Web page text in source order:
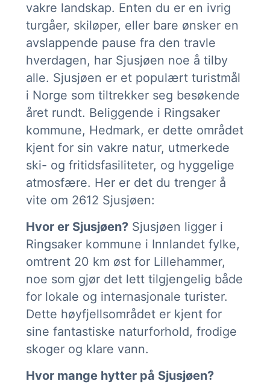
vakre landskap. Enten du er en ivrig
turgåer, skiløper, eller bare ønsker en
avslappende pause fra den travle
hverdagen, har Sjusjøen noe å tilby
alle. Sjusjøen er et populært turistmål
i Norge som tiltrekker seg besøkende
året rundt. Beliggende i Ringsaker
kommune, Hedmark, er dette området
kjent for sin vakre natur, utmerkede
ski- og fritidsfasiliteter, og hyggelige
atmosfære. Her er det du trenger å
vite om 2612 Sjusjøen:
Hvor er Sjusjøen? Sjusjøen ligger i
Ringsaker kommune i Innlandet fylke,
omtrent 20 km øst for Lillehammer,
noe som gjør det lett tilgjengelig både
for lokale og internasjonale turister.
Dette høyfjellsområdet er kjent for
sine fantastiske naturforhold, frodige
skoger og klare vann.
Hvor mange hytter på Sjusjøen?